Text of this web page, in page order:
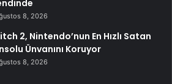
8, 2026
2, Nintendo’nun En Hızlı Satan
Ünvanını Koruyor
8, 2026